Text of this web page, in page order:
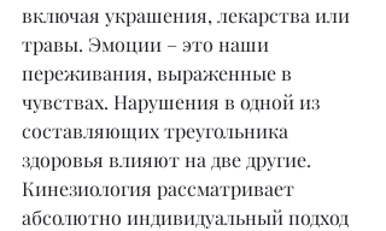
включая украшения, лекарства или
травы. Эмоции – это наши
переживания, выраженные в
чувствах. Нарушения в одной из
составляющих треугольника
здоровья влияют на две другие.
Кинезиология рассматривает
абсолютно индивидуальный подход